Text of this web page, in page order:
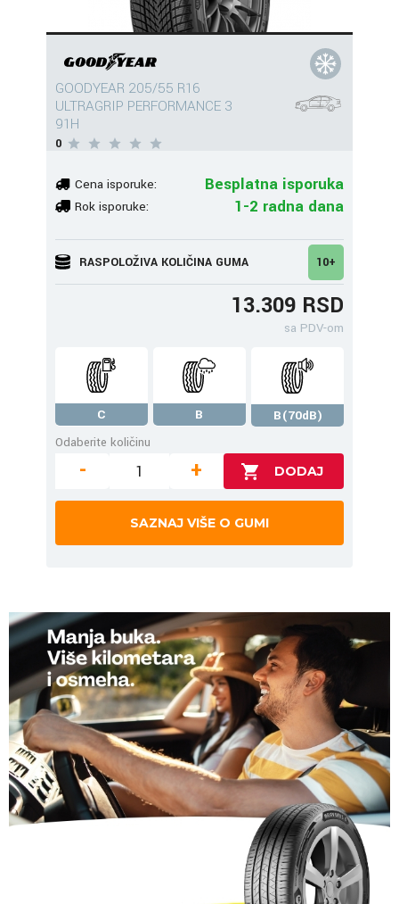
GOODYEAR 205/55 R16
ULTRAGRIP PERFORMANCE 3
91H
0
Cena isporuke: Besplatna isporuka
Rok isporuke: 1-2 radna dana
RASPOLOŽIVA KOLIČINA GUMA 10+
13.309 RSD
sa PDV-om
C B
B(70dB)
Odaberite količinu
- +
SAZNAJ VIŠE O GUMI